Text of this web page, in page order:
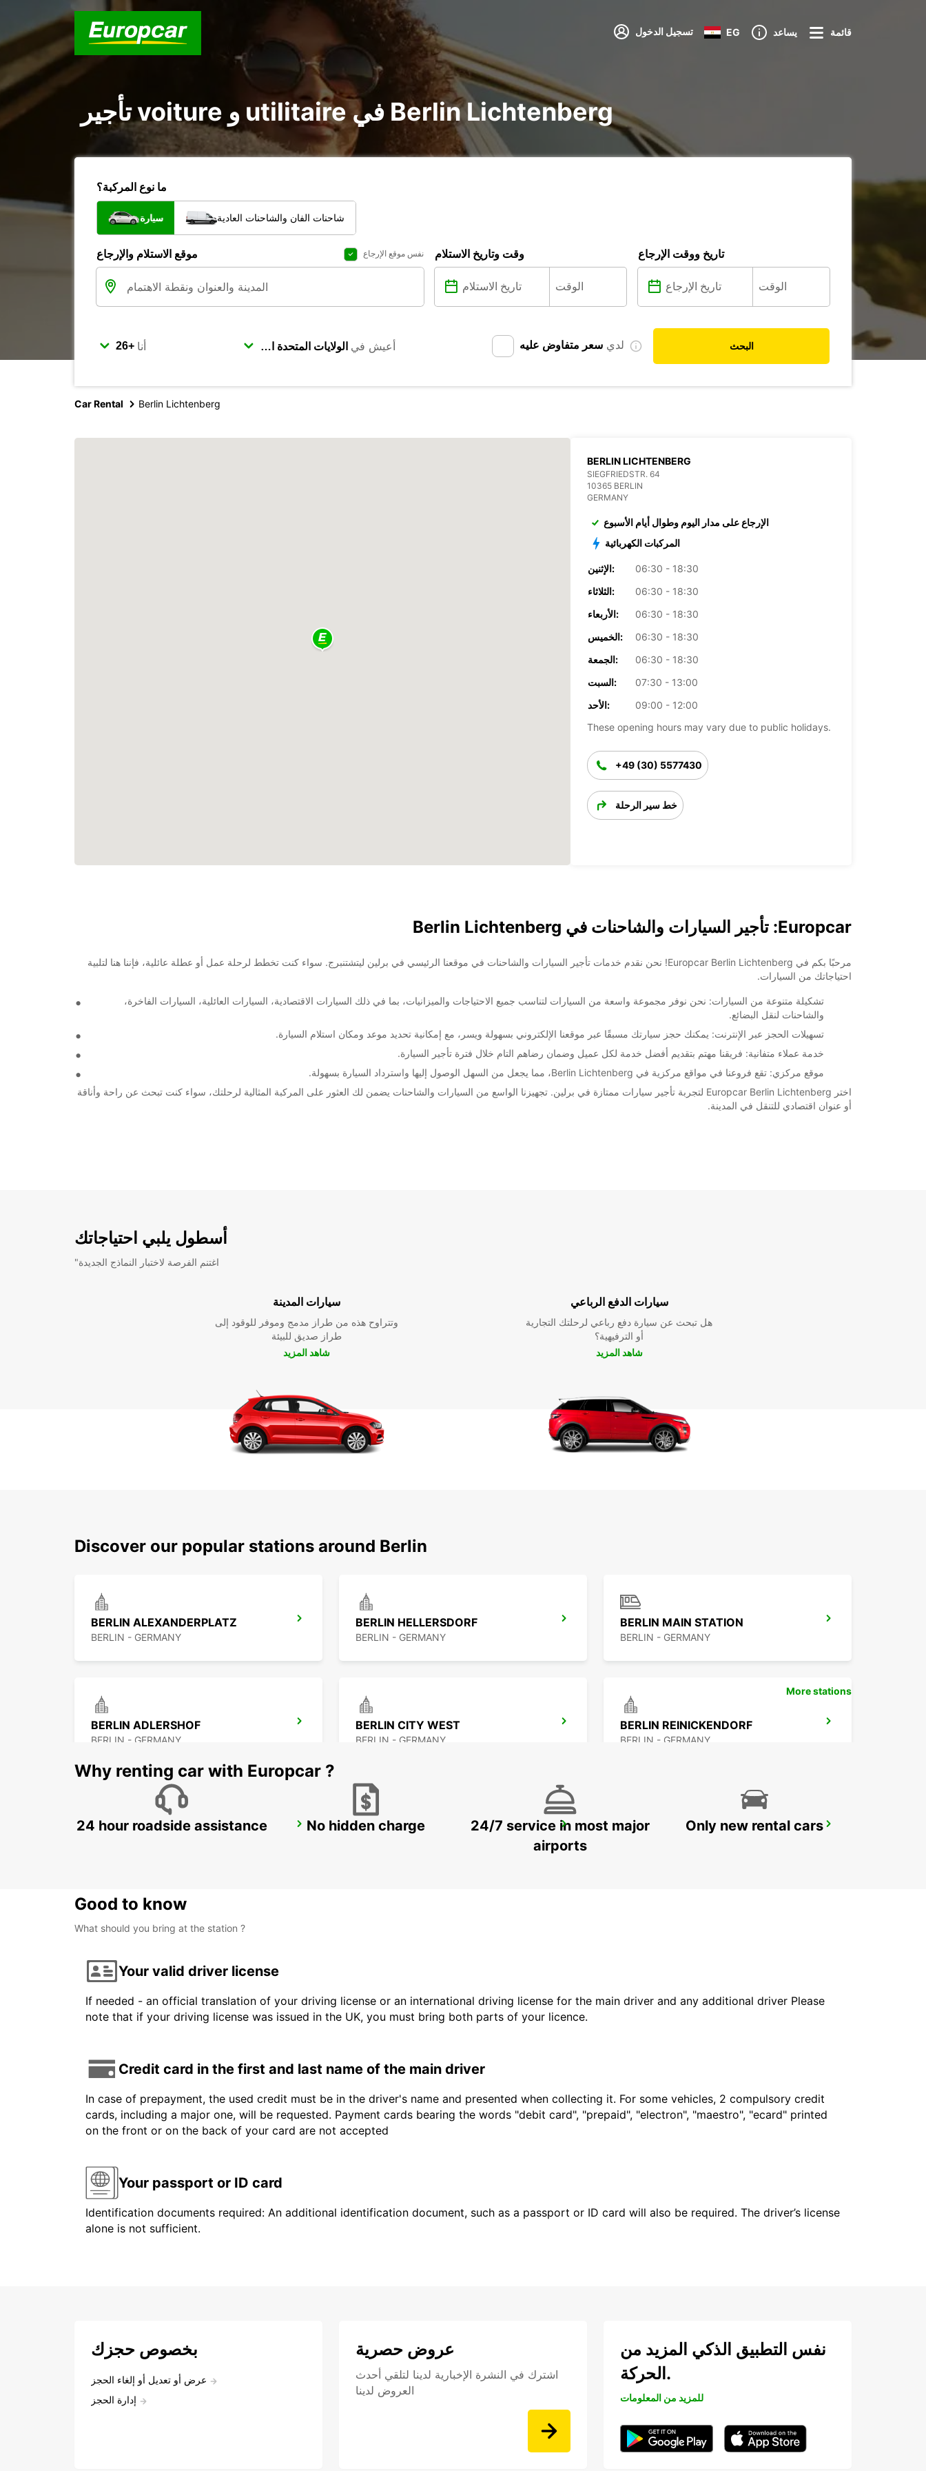
تسجيل الدخول EG يساعد قائمة
تأجير voiture و utilitaire في Berlin Lichtenberg
ما نوع المركبة؟
سيارة شاحنات الفان والشاحنات العادية
موقع الاستلام والإرجاع نفس موقع الإرجاع وقت وتاريخ الاستلام تاريخ ووقت الإرجاع
أنا أعيش في لدي سعر متفاوض عليه البحث
Car Rental Berlin Lichtenberg
BERLIN LICHTENBERG
SIEGFRIEDSTR. 64
10365 BERLIN
GERMANY
الإرجاع على مدار اليوم وطوال أيام الأسبوع
المركبات الكهربائية
الإثنين:
06:30 - 18:30
الثلاثاء:
06:30 - 18:30
الأربعاء:
06:30 - 18:30
الخميس:
06:30 - 18:30
الجمعة:
06:30 - 18:30
السبت:
07:30 - 13:00
الأحد:
09:00 - 12:00
These opening hours may vary due to public holidays.
+49 (30) 5577430
خط سير الرحلة
Europcar: تأجير السيارات والشاحنات في Berlin Lichtenberg
مرحبًا بكم في Europcar Berlin Lichtenberg! نحن نقدم خدمات تأجير السيارات والشاحنات في موقعنا الرئيسي في برلين ليتشتنبرج. سواء كنت تخطط لرحلة عمل أو عطلة عائلية، فإننا هنا لتلبية
احتياجاتك من السيارات.
تشكيلة متنوعة من السيارات: نحن نوفر مجموعة واسعة من السيارات لتناسب جميع الاحتياجات والميزانيات، بما في ذلك السيارات الاقتصادية، السيارات العائلية، السيارات الفاخرة،
والشاحنات لنقل البضائع.
تسهيلات الحجز عبر الإنترنت: يمكنك حجز سيارتك مسبقًا عبر موقعنا الإلكتروني بسهولة ويسر، مع إمكانية تحديد موعد ومكان استلام السيارة.
خدمة عملاء متفانية: فريقنا مهتم بتقديم أفضل خدمة لكل عميل وضمان رضاهم التام خلال فترة تأجير السيارة.
موقع مركزي: تقع فروعنا في مواقع مركزية في Berlin Lichtenberg، مما يجعل من السهل الوصول إليها واسترداد السيارة بسهولة.
اختر Europcar Berlin Lichtenberg لتجربة تأجير سيارات ممتازة في برلين. تجهيزنا الواسع من السيارات والشاحنات يضمن لك العثور على المركبة المثالية لرحلتك، سواء كنت تبحث عن راحة وأناقة
أو عنوان اقتصادي للتنقل في المدينة.
أسطول يلبي احتياجاتك
"اغتنم الفرصة لاختبار النماذج الجديدة
سيارات المدينة
وتتراوح هذه من طراز مدمج وموفر للوقود إلى
طراز صديق للبيئة
شاهد المزيد
سيارات الدفع الرباعي
هل تبحث عن سيارة دفع رباعي لرحلتك التجارية
أو الترفيهية؟
شاهد المزيد
Discover our popular stations around Berlin
BERLIN ALEXANDERPLATZ
BERLIN - GERMANY
BERLIN HELLERSDORF
BERLIN - GERMANY
BERLIN MAIN STATION
BERLIN - GERMANY
BERLIN ADLERSHOF
BERLIN - GERMANY
BERLIN CITY WEST
BERLIN - GERMANY
BERLIN REINICKENDORF
BERLIN - GERMANY
BERLIN STEGLITZ BERNAU BERLIN BRANDENBURG AIRPORT
More stations
Why renting car with Europcar ?
24 hour roadside assistance No hidden charge
24/7 service in most major
airports
Only new rental cars
Good to know
What should you bring at the station ?
Your valid driver license
If needed - an official translation of your driving license or an international driving license for the main driver and any additional driver Please
note that if your driving license was issued in the UK, you must bring both parts of your licence.
Credit card in the first and last name of the main driver
In case of prepayment, the used credit must be in the driver's name and presented when collecting it. For some vehicles, 2 compulsory credit
cards, including a major one, will be requested. Payment cards bearing the words "debit card", "prepaid", "electron", "maestro", "ecard" printed
on the front or on the back of your card are not accepted
Your passport or ID card
Identification documents required: An additional identification document, such as a passport or ID card will also be required. The driver’s license
alone is not sufficient.
بخصوص حجزك
عرض أو تعديل أو إلغاء الحجز
إدارة الحجز
عروض حصرية
اشترك في النشرة الإخبارية لدينا لتلقي أحدث
العروض لدينا
نفس التطبيق الذكي المزيد من
الحركة.
للمزيد من المعلومات